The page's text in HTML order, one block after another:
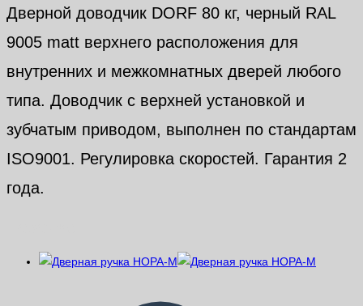
Дверной доводчик DORF 80 кг, черный RAL
9005 matt верхнего расположения для
внутренних и межкомнатных дверей любого
типа. Доводчик с верхней установкой и
зубчатым приводом, выполнен по стандартам
ISO9001. Регулировка скоростей. Гарантия 2
года.